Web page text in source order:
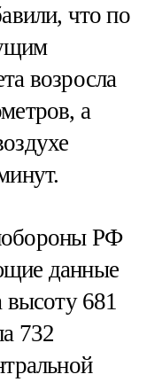
что по
возросла
а
РФ
данные
высоту 681
732